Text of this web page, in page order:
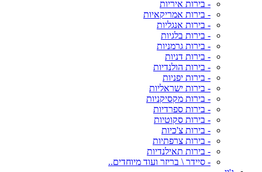
- בירות איריות
- בירות אמריקאיות
- בירות אנגליות
- בירות בלגיות
- בירות גרמניות
- בירות דניות
- בירות הולנדיות
- בירות יפניות
- בירות ישראליות
- בירות מקסיקניות
- בירות ספרדיות
- בירות סקוטיות
- בירות צ'כיות
- בירות צרפתיות
- בירות תאילנדיות
- סיידר \ בריזר ועוד מיוחדים..